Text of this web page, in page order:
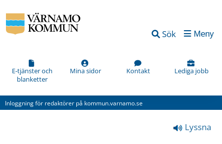
Sök Meny
E-tjänster och
blanketter
Mina sidor Kontakt Lediga jobb
Inloggning för redaktörer på kommun.varnamo.se
Lyssna
Vad
kan
förbättra
den
här